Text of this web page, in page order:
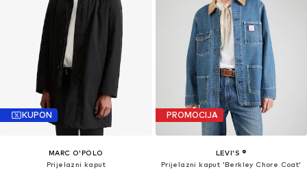
KUPON
MARC O'POLO
Prijelazni kaput
PROMOCIJA
LEVI'S ®
Prijelazni kaput 'Berkley Chore Coat'